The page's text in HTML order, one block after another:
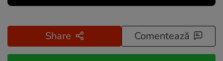
Share Comentează